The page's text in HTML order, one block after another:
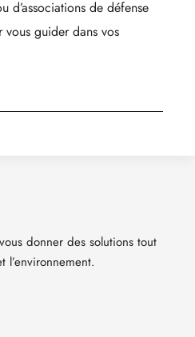
d’associations de défense
vous guider dans vos
donner des solutions tout
l’environnement.